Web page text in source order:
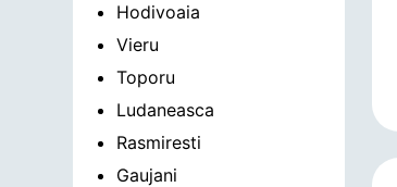
Hodivoaia
Vieru
Toporu
Ludaneasca
Rasmiresti
Gaujani